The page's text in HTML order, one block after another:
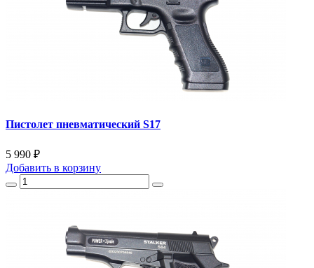
Пистолет пневматический S17
5 990 ₽
Добавить в корзину